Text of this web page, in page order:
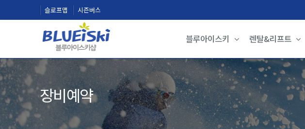
슬로프맵 시즌버스
블루아이스키 렌탈&리프트
장비예약